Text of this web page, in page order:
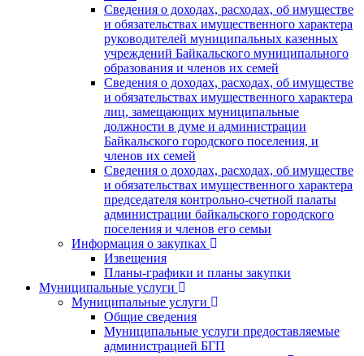
Сведения о доходах, расходах, об имуществе
и обязательствах имущественного характера
руководителей муниципальных казенных
учреждений Байкальского муниципального
образования и членов их семей
Сведения о доходах, расходах, об имуществе
и обязательствах имущественного характера
лиц, замещающих муниципальные
должности в думе и администрации
Байкальского городского поселения, и
членов их семей
Сведения о доходах, расходах, об имуществе
и обязательствах имущественного характера
председателя контрольно-счетной палаты
администрации байкальского городского
поселения и членов его семьи
Информация о закупках
Извещения
Планы-графики и планы закупки
Муниципальные услуги
Муниципальные услуги
Общие сведения
Муниципальные услуги предоставляемые
администрацией БГП